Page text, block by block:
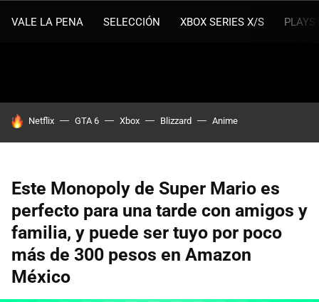
VALE LA PENA SELECCIÓN XBOX SERIES X/S
HOY SE HABLA DE
Netflix GTA 6 Xbox Blizzard Anime
Este Monopoly de Super Mario es
perfecto para una tarde con amigos y
familia, y puede ser tuyo por poco
más de 300 pesos en Amazon
México